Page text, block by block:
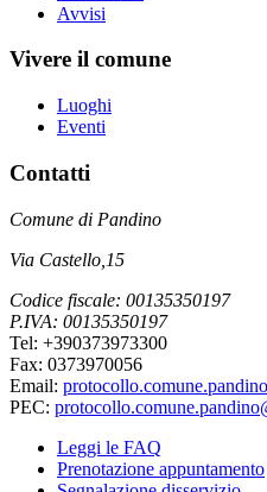
Avvisi
Vivere il comune
Luoghi
Eventi
Contatti
Comune di Pandino
Via Castello,15
Codice fiscale: 00135350197
P.IVA: 00135350197
Tel: +390373973300
Fax: 0373970056
Email:
PEC:
Leggi le FAQ
Prenotazione appuntamento